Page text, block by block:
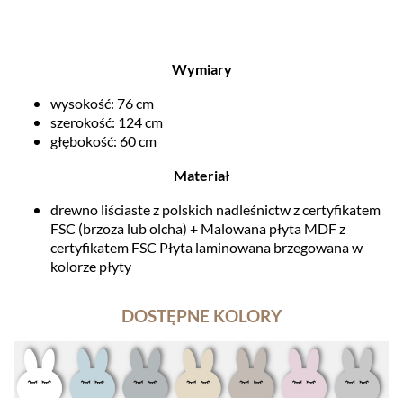
Wymiary
wysokość: 76 cm
szerokość: 124 cm
głębokość: 60 cm
Materiał
drewno liściaste z polskich nadleśnictw z certyfikatem
FSC (brzoza lub olcha) + Malowana płyta MDF z
certyfikatem FSC Płyta laminowana brzegowana w
kolorze płyty
DOSTĘPNE KOLORY